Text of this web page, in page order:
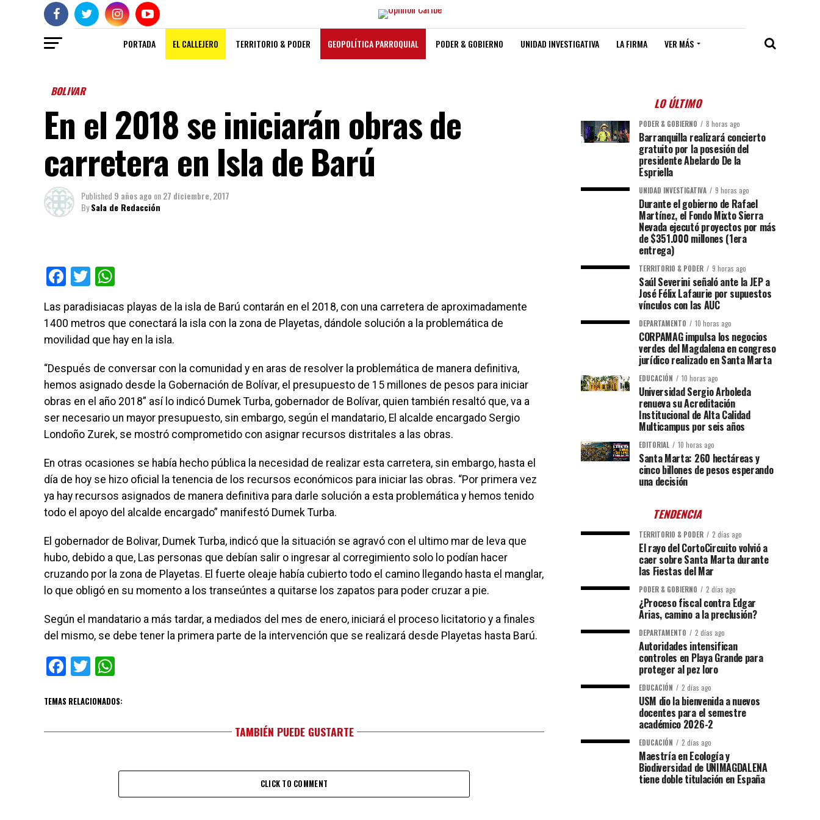
PORTADA EL CALLEJERO TERRITORIO & PODER GEOPOLÍTICA PARROQUIAL PODER & GOBIERNO UNIDAD INVESTIGATIVA LA FIRMA VER MÁS
BOLIVAR
En el 2018 se iniciarán obras de
carretera en Isla de Barú
Published 9 años ago on27 diciembre, 2017
BySala de Redacción
Facebook
Twitter
Las paradisiacas playas de la isla de Barú contarán en el 2018, con una carretera de aproximadamente
1400 metros que conectará la isla con la zona de Playetas, dándole solución a la problemática de
movilidad que hay en la isla.
“Después de conversar con la comunidad y en aras de resolver la problemática de manera definitiva,
hemos asignado desde la Gobernación de Bolívar, el presupuesto de 15 millones de pesos para iniciar
obras en el año 2018” así lo indicó Dumek Turba, gobernador de Bolívar, quien también resaltó que, va a
ser necesario un mayor presupuesto, sin embargo, según el mandatario, El alcalde encargado Sergio
Londoño Zurek, se mostró comprometido con asignar recursos distritales a las obras.
En otras ocasiones se había hecho pública la necesidad de realizar esta carretera, sin embargo, hasta el
día de hoy se hizo oficial la tenencia de los recursos económicos para iniciar las obras. “Por primera vez
ya hay recursos asignados de manera definitiva para darle solución a esta problemática y hemos tenido
todo el apoyo del alcalde encargado” manifestó Dumek Turba.
El gobernador de Bolivar, Dumek Turba, indicó que la situación se agravó con el ultimo mar de leva que
hubo, debido a que, Las personas que debían salir o ingresar al corregimiento solo lo podían hacer
cruzando por la zona de Playetas. El fuerte oleaje había cubierto todo el camino llegando hasta el manglar,
lo que obligó en su momento a los transeúntes a quitarse los zapatos para poder cruzar a pie.
Según el mandatario a más tardar, a mediados del mes de enero, iniciará el proceso licitatorio y a finales
del mismo, se debe tener la primera parte de la intervención que se realizará desde Playetas hasta Barú.
Facebook
Twitter
TEMAS RELACIONADOS:
TAMBIÉN PUEDE GUSTARTE
CLICK TO COMMENT
LO ÚLTIMO
PODER & GOBIERNO 8 horas ago
Barranquilla realizará concierto
gratuito por la posesión del
presidente Abelardo De la
Espriella
UNIDAD INVESTIGATIVA 9 horas ago
Durante el gobierno de Rafael
Martínez, el Fondo Mixto Sierra
Nevada ejecutó proyectos por más
de $351.000 millones (1era
entrega)
TERRITORIO & PODER 9 horas ago
Saúl Severini señaló ante la JEP a
José Félix Lafaurie por supuestos
vínculos con las AUC
DEPARTAMENTO 10 horas ago
CORPAMAG impulsa los negocios
verdes del Magdalena en congreso
jurídico realizado en Santa Marta
EDUCACIÓN 10 horas ago
Universidad Sergio Arboleda
renueva su Acreditación
Institucional de Alta Calidad
Multicampus por seis años
EDITORIAL 10 horas ago
Santa Marta: 260 hectáreas y
cinco billones de pesos esperando
una decisión
TENDENCIA
TERRITORIO & PODER 2 días ago
El rayo del CortoCircuito volvió a
caer sobre Santa Marta durante
las Fiestas del Mar
PODER & GOBIERNO 2 días ago
¿Proceso fiscal contra Edgar
Arias, camino a la preclusión?
DEPARTAMENTO 2 días ago
Autoridades intensifican
controles en Playa Grande para
proteger al pez loro
EDUCACIÓN 2 días ago
USM dio la bienvenida a nuevos
docentes para el semestre
académico 2026-2
EDUCACIÓN 2 días ago
Maestría en Ecología y
Biodiversidad de UNIMAGDALENA
tiene doble titulación en España